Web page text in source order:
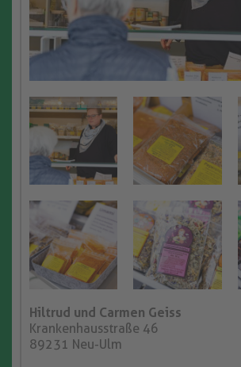
Hiltrud und Carmen Geiss
Krankenhausstraße 46
89231 Neu-Ulm